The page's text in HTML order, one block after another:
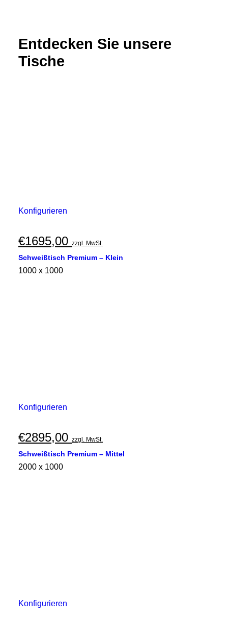
Entdecken Sie unsere
Tische
Konfigurieren
€1695,00 zzgl. MwSt.
Schweißtisch Premium – Klein
1000 x 1000
Konfigurieren
€2895,00 zzgl. MwSt.
Schweißtisch Premium – Mittel
2000 x 1000
Konfigurieren